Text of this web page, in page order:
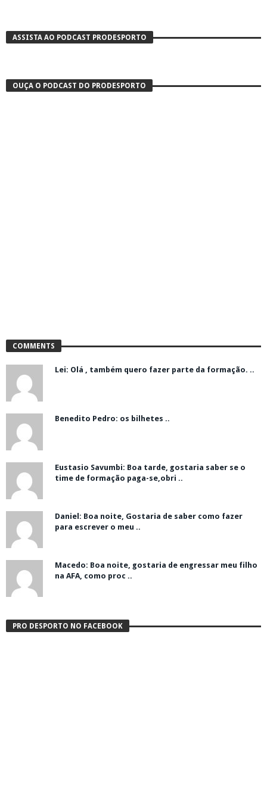
ASSISTA AO PODCAST PRODESPORTO
OUÇA O PODCAST DO PRODESPORTO
COMMENTS
Lei: Olá , também quero fazer parte da formação. ..
Benedito Pedro: os bilhetes ..
Eustasio Savumbi: Boa tarde, gostaria saber se o
time de formação paga-se,obri ..
Daniel: Boa noite, Gostaria de saber como fazer
para escrever o meu ..
Macedo: Boa noite, gostaria de engressar meu filho
na AFA, como proc ..
PRO DESPORTO NO FACEBOOK